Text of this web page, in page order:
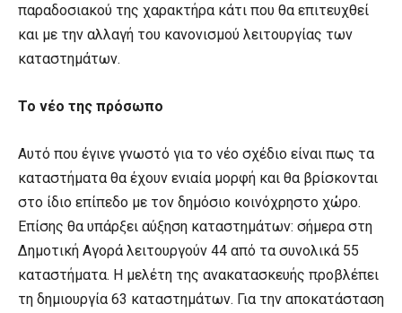
παραδοσιακού της χαρακτήρα κάτι που θα επιτευχθεί
και με την αλλαγή του κανονισμού λειτουργίας των
καταστημάτων.
Το νέο της πρόσωπο
Αυτό που έγινε γνωστό για το νέο σχέδιο είναι πως τα
καταστήματα θα έχουν ενιαία μορφή και θα βρίσκονται
στο ίδιο επίπεδο με τον δημόσιο κοινόχρηστο χώρο.
Επίσης θα υπάρξει αύξηση καταστημάτων: σήμερα στη
Δημοτική Αγορά λειτουργούν 44 από τα συνολικά 55
καταστήματα. Η μελέτη της ανακατασκευής προβλέπει
τη δημιουργία 63 καταστημάτων. Για την αποκατάσταση